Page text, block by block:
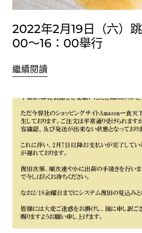
2022年2月19日（六）跳
00～16：00舉行
繼續閱讀